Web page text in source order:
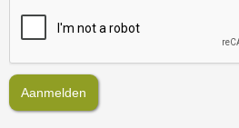
Aanmelden